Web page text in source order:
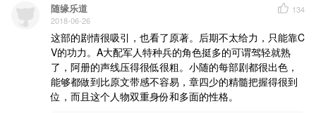
易身份 收锋芒 周旋阴谋所向
预警起 隐蔽广 做好绝妙伪装
穿枪林 过弹雨 伤是荣耀勋章
烈士血 战魂壮 铸就边防脊梁
怀抱中 同伴们 渐消失呼吸的重量
眼角泪 结悲怆 滴落进
硝烟里 狙击掉 的张狂
如鹰隼 击风浪 剥离恐惧滋长
随缘乐道
2018-06-26
134
这部的剧情很吸引，也看了原著。后期不太给力，只能靠C
V的功力。A大配军人特种兵的角色挺多的可谓驾轻就熟
了，阿册的声线压得很低很粗。小随的每部剧都很出色，
能够都做到比原文带感不容易，章四少的精髓把握得很到
位，而且这个人物双重身份和多面的性格。